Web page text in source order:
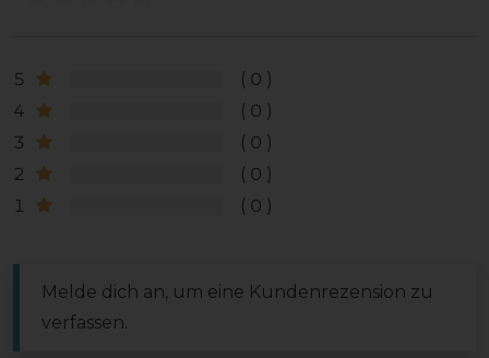
5
0
4
0
3
0
2
0
1
0
Melde dich an, um eine Kundenrezension zu
verfassen.